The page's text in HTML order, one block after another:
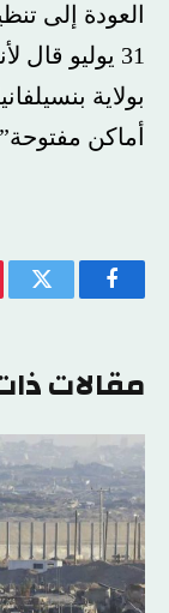
العودة إلى
31 يوليو
بولاية
أماكن
فيسبوكتويتر
مقالات